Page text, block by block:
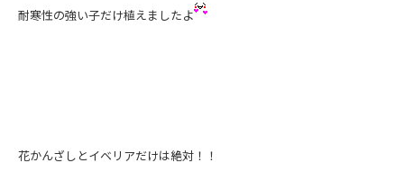
耐寒性の強い子だけ植えましたよ
花かんざしとイベリアだけは絶対！！